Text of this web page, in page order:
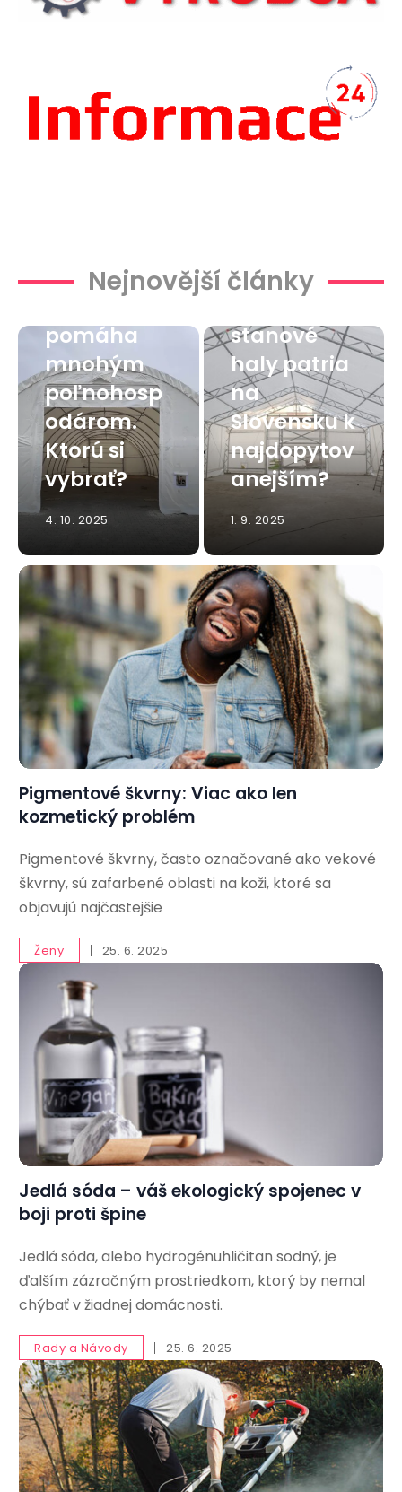
Nejnovější články
Plachtová
pomáha
mnohým
poľnohosp
odárom.
Ktorú si
vybrať?
4. 10. 2025
stanové
haly patria
na
Slovensku k
najdopytov
anejším?
1. 9. 2025
Pigmentové škvrny: Viac ako len
kozmetický problém
Pigmentové škvrny, často označované ako vekové
škvrny, sú zafarbené oblasti na koži, ktoré sa
objavujú najčastejšie
Ženy 25. 6. 2025
Jedlá sóda – váš ekologický spojenec v
boji proti špine
Jedlá sóda, alebo hydrogénuhličitan sodný, je
ďalším zázračným prostriedkom, ktorý by nemal
chýbať v žiadnej domácnosti.
Rady a Návody 25. 6. 2025